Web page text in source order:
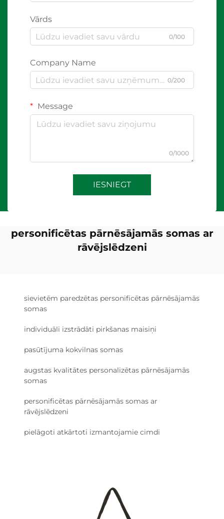
Vārds
0/100
Company Name
0/200
Message
0/1000
IESNIEGT
personificētas pārnēsājamās somas ar
rāvējslēdzeni
sievietēm paredzētas personificētas pārnēsājamās
somas
individuāli izstrādāti pirkšanas maisiņi
pasūtījuma kokvilnas somas
augstas kvalitātes personalizētas pārnēsājamās
somas
personificētas pārnēsājamās somas ar
rāvējslēdzeni
pielāgoti atkārtoti izmantojamie cimdi